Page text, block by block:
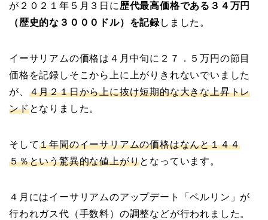
が２０２１年５月３日に 歴代最高価格である３４万円
（歴史的な３０００ドル）を記録しました。
イーサリアムの価格は４月中旬に２７．５万円の節目
価格を記録しそこから上に上がりきれないでいました
が、 ４月２１日から上に抜け短期的な大きな上昇トレ
ンドとなりました。
そして１年間のイーサリアムの価格はなんと１４４
５％という驚異的な値上がりとなっています。
４月にはイーサリアムのアップデート「ベルリン」が
行われガス代（手数料）の調整などが行われました。